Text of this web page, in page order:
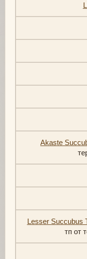
Akaste
Lesser Succubus
тп от